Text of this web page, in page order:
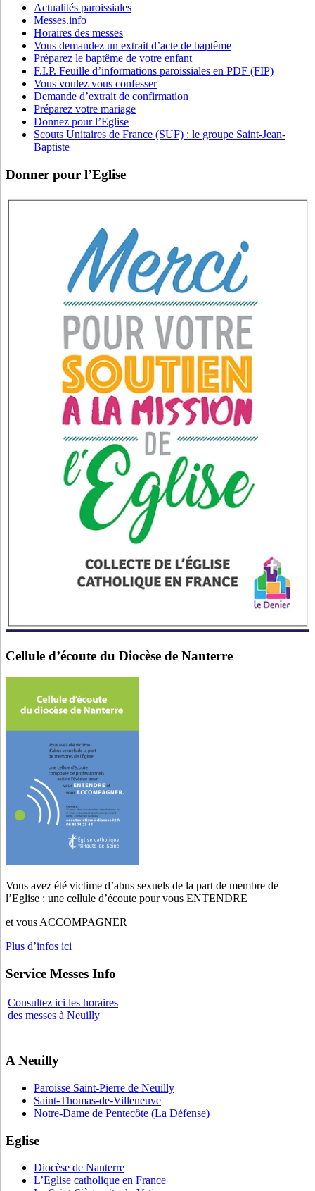
Actualités paroissiales
Messes.info
Horaires des messes
Vous demandez un extrait d’acte de baptême
Préparez le baptême de votre enfant
F.I.P. Feuille d’informations paroissiales en PDF (FIP)
Vous voulez vous confesser
Demande d’extrait de confirmation
Préparez votre mariage
Donnez pour l’Eglise
Scouts Unitaires de France (SUF) : le groupe Saint-Jean-
Baptiste
Donner pour l’Eglise
Cellule d’écoute du Diocèse de Nanterre
Vous avez été victime d’abus sexuels de la part de membre de
l’Eglise : une cellule d’écoute pour vous ENTENDRE
et vous ACCOMPAGNER
Plus d’infos ici
Service Messes Info
Consultez ici les horaires
des messes à Neuilly
A Neuilly
Paroisse Saint-Pierre de Neuilly
Saint-Thomas-de-Villeneuve
Notre-Dame de Pentecôte (La Défense)
Eglise
Diocèse de Nanterre
L’Eglise catholique en France